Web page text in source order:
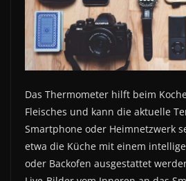
Das Thermometer hilft beim
Fleisches und kann die aktuelle
Smartphone oder Heimnetzwerk
etwa die Küche mit einem
oder Backofen ausgestattet